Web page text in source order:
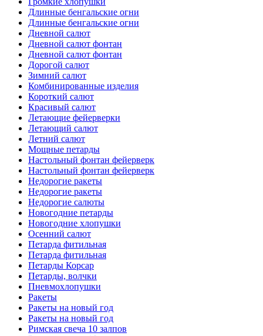
Длинные бенгальские огни
Длинные бенгальские огни
Дневной салют
Дневной салют фонтан
Дневной салют фонтан
Дорогой салют
Зимний салют
Комбинированные изделия
Короткий салют
Красивый салют
Летающие фейерверки
Летающий салют
Летний салют
Мощные петарды
Настольный фонтан фейерверк
Настольный фонтан фейерверк
Недорогие ракеты
Недорогие ракеты
Недорогие салюты
Новогодние петарды
Новогодние хлопушки
Осенний салют
Петарда фитильная
Петарда фитильная
Петарды Корсар
Петарды, волчки
Пневмохлопушки
Ракеты
Ракеты на новый год
Ракеты на новый год
Римская свеча 10 залпов